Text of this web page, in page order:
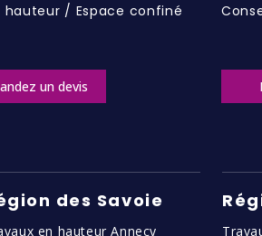
hauteur / Espace confiné
un devis
des Savoie
en hauteur Annecy